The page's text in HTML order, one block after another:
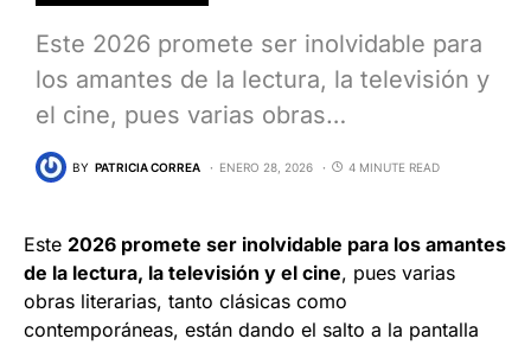
Este 2026 promete ser inolvidable para
los amantes de la lectura, la televisión y
el cine, pues varias obras…
BY PATRICIA CORREA ENERO 28, 2026 4 MINUTE READ
Este 2026 promete ser inolvidable para los amantes
de la lectura, la televisión y el cine, pues varias
obras literarias, tanto clásicas como
contemporáneas, están dando el salto a la pantalla